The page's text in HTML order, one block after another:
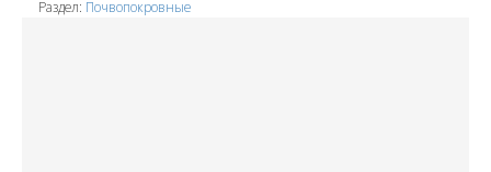
Раздел: Почвопокровные